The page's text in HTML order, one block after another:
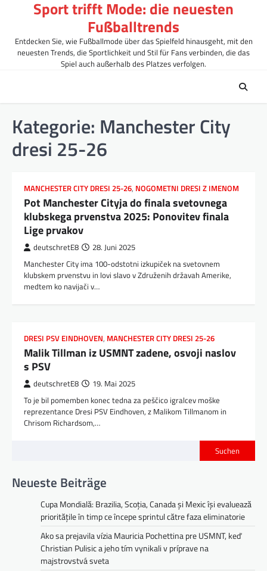
content
Sport trifft Mode: die neuesten
Fußballtrends
Entdecken Sie, wie Fußballmode über das Spielfeld hinausgeht, mit den
neuesten Trends, die Sportlichkeit und Stil für Fans verbinden, die das
Spiel auch außerhalb des Platzes verfolgen.
Kategorie: Manchester City
dresi 25-26
MANCHESTER CITY DRESI 25-26, NOGOMETNI DRESI Z IMENOM
Pot Manchester Cityja do finala svetovnega
klubskega prvenstva 2025: Ponovitev finala
Lige prvakov
deutschretE8 28. Juni 2025
Manchester City ima 100-odstotni izkupiček na svetovnem
klubskem prvenstvu in lovi slavo v Združenih državah Amerike,
medtem ko navijači v…
DRESI PSV EINDHOVEN, MANCHESTER CITY DRESI 25-26
Malik Tillman iz USMNT zadene, osvoji naslov
s PSV
deutschretE8 19. Mai 2025
To je bil pomemben konec tedna za peščico igralcev moške
reprezentance Dresi PSV Eindhoven, z Malikom Tillmanom in
Chrisom Richardsom,…
Suchen
Neueste Beiträge
Cupa Mondială: Brazilia, Scoția, Canada și Mexic își evaluează
prioritățile în timp ce începe sprintul către faza eliminatorie
Ako sa prejavila vízia Mauricia Pochettina pre USMNT, keď
Christian Pulisic a jeho tím vynikali v príprave na
majstrovstvá sveta